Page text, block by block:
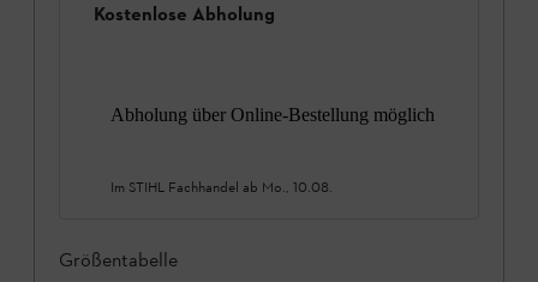
Kostenlose Abholung
Abholung über Online-Bestellung möglich
Im STIHL Fachhandel ab Mo., 10.08.
Größentabelle